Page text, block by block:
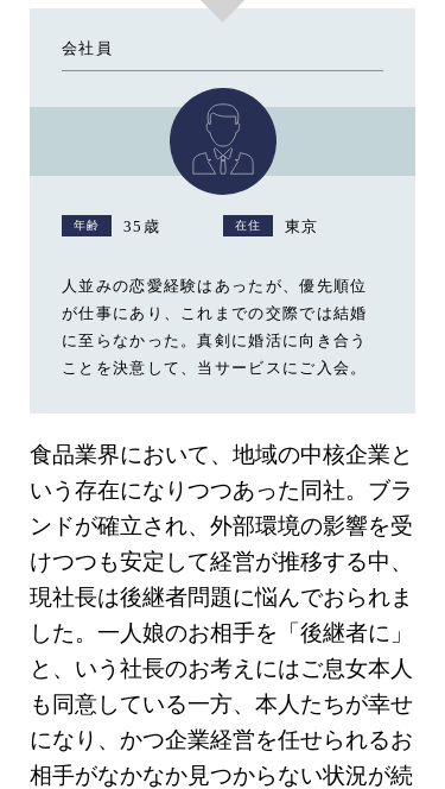
会社員
年齢 35歳 在住 東京
人並みの恋愛経験はあったが、優先順位
が仕事にあり、これまでの交際では結婚
に至らなかった。真剣に婚活に向き合う
ことを決意して、当サービスにご入会。
⾷品業界において、地域の中核企業と
いう存在になりつつあった同社。ブラ
ンドが確⽴され、外部環境の影響を受
けつつも安定して経営が推移する中、
現社⻑は後継者問題に悩んでおられま
した。一人娘のお相⼿を「後継者に」
と、いう社⻑のお考えにはご息⼥本⼈
も同意している⼀⽅、本⼈たちが幸せ
になり、かつ企業経営を任せられるお
相⼿がなかなか⾒つからない状況が続